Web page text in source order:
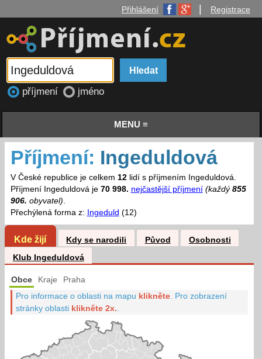
Přihlášení Registrace
příjmení jméno
MENU ≡
Příjmení: Ingeduldová
V České republice je celkem 12lidí s příjmením Ingeduldová.
Příjmení Ingeduldová je 70 998. nejčastější příjmení (každý 855
906. obyvatel).
Přechýlená forma z:
Ingeduld (12)
Kde žijí Kdy se narodili Původ
Osobnosti
Klub Ingeduldová
Obce Kraje Praha
Pro informace o oblasti na mapu klikněte Pro zobrazení
stránky oblasti klikněte 2x.